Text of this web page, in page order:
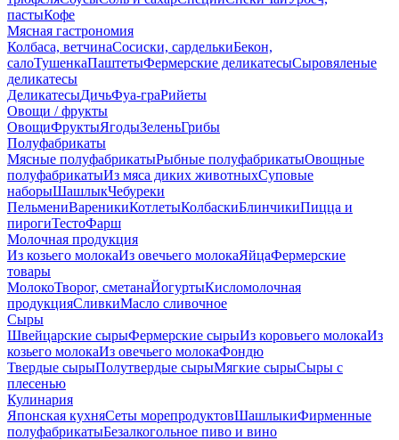
пастыКофе
Мясная гастрономия
Колбаса, ветчинаСосиски, сарделькиБекон,
салоТушенкаПаштетыФермерские деликатесыСыровяленые
деликатесы
ДеликатесыДичьФуа-граРийеты
Овощи / фрукты
ОвощиФруктыЯгодыЗеленьГрибы
Полуфабрикаты
Мясные полуфабрикатыРыбные полуфабрикатыОвощные
полуфабрикатыИз мяса диких животныхСуповые
наборыШашлыкЧебуреки
ПельмениВареникиКотлетыКолбаскиБлинчикиПицца и
пирогиТестоФарш
Молочная продукция
Из козьего молокаИз овечьего молокаЯйцаФермерские
товары
МолокоТворог, сметанаЙогуртыКисломолочная
продукцияСливкиМасло сливочное
Сыры
Швейцарские сырыФермерские сырыИз коровьего молокаИз
козьего молокаИз овечьего молокаФондю
Твердые сырыПолутвердые сырыМягкие сырыСыры c
плесенью
Кулинария
Японская кухняСеты морепродуктовШашлыкиФирменные
полуфабрикатыБезалкогольное пиво и вино